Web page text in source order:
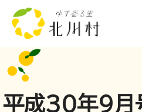
平成30年9